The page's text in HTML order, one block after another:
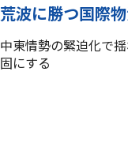
荒波に勝つ国際
中東情勢の緊迫化で
固にする